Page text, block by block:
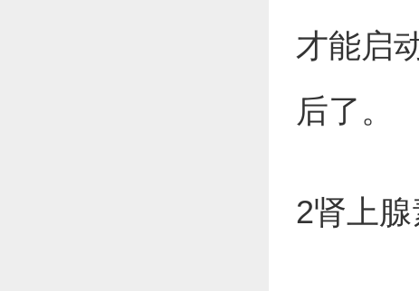
才能启
后了。
2肾上